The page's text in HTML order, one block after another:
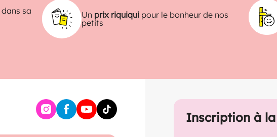
dans sa
Un prix riquiqui pour le bonheur de nos
petits
Inscription à